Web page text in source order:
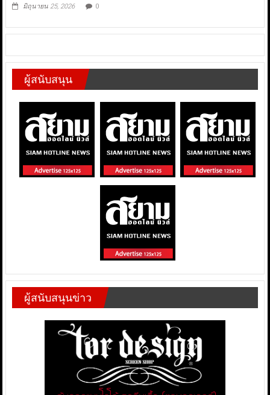
มิถุนายน 25, 2026 0
ผู้สนับสนุน
ผู้สนับสนุนข่าว